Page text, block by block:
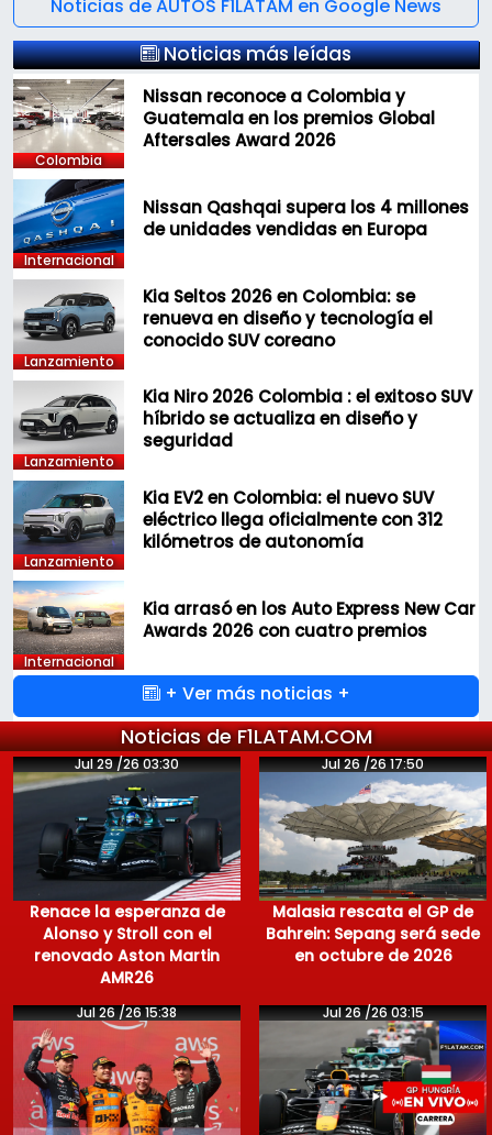
Noticias de AUTOS F1LATAM en Google News
Noticias más leídas
Colombia
Nissan reconoce a Colombia y
Guatemala en los premios Global
Aftersales Award 2026
Internacional
Nissan Qashqai supera los 4 millones
de unidades vendidas en Europa
Lanzamiento
Kia Seltos 2026 en Colombia: se
renueva en diseño y tecnología el
conocido SUV coreano
Lanzamiento
Kia Niro 2026 Colombia : el exitoso SUV
híbrido se actualiza en diseño y
seguridad
Lanzamiento
Kia EV2 en Colombia: el nuevo SUV
eléctrico llega oficialmente con 312
kilómetros de autonomía
Internacional
Kia arrasó en los Auto Express New Car
Awards 2026 con cuatro premios
+ Ver más noticias +
Noticias de F1LATAM.COM
Jul 29 /26 03:30
Renace la esperanza de
Alonso y Stroll con el
renovado Aston Martin
AMR26
Jul 26 /26 17:50
Malasia rescata el GP de
Bahrein: Sepang será sede
en octubre de 2026
Jul 26 /26 15:38 Jul 26 /26 03:15